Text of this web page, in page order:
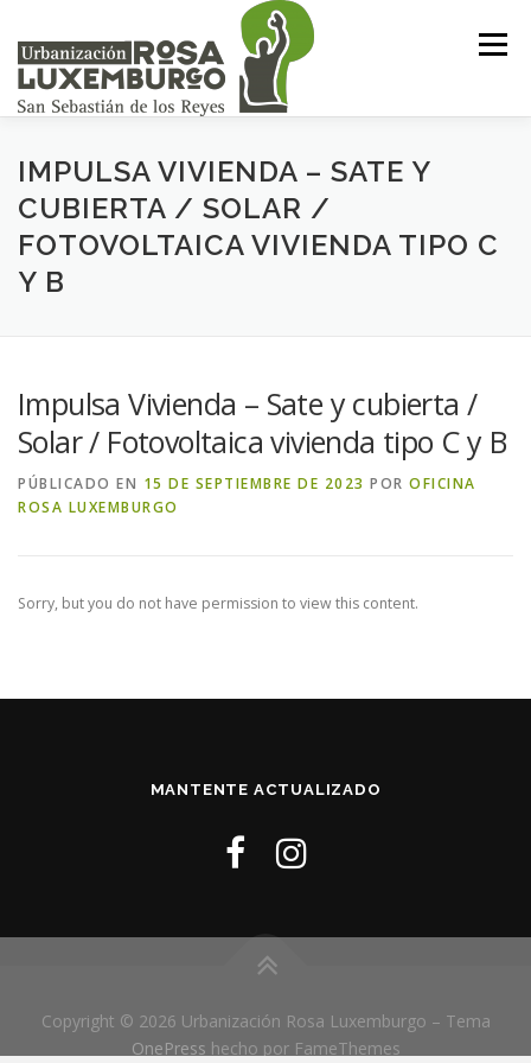
contenido
Menú
INICIO NOSOTROS NOTICIAS CONTACTO
ACCESO PROPIETARIOS
IMPULSA VIVIENDA – SATE Y
CUBIERTA / SOLAR /
FOTOVOLTAICA VIVIENDA TIPO C
Y B
Impulsa Vivienda – Sate y cubierta /
Solar / Fotovoltaica vivienda tipo C y B
PÚBLICADO EN 15 DE SEPTIEMBRE DE 2023 POR OFICINA
ROSA LUXEMBURGO
Sorry, but you do not have permission to view this content.
MANTENTE ACTUALIZADO
Copyright © 2026 Urbanización Rosa Luxemburgo – Tema
OnePress hecho por FameThemes